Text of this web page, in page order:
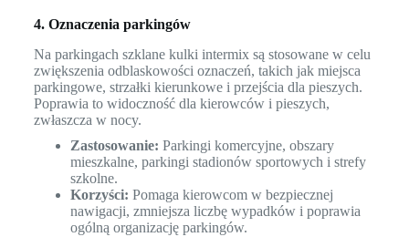
4. Oznaczenia parkingów
Na parkingach szklane kulki intermix są stosowane w celu
zwiększenia odblaskowości oznaczeń, takich jak miejsca
parkingowe, strzałki kierunkowe i przejścia dla pieszych.
Poprawia to widoczność dla kierowców i pieszych,
zwłaszcza w nocy.
Zastosowanie: Parkingi komercyjne, obszary
mieszkalne, parkingi stadionów sportowych i strefy
szkolne.
Korzyści: Pomaga kierowcom w bezpiecznej
nawigacji, zmniejsza liczbę wypadków i poprawia
ogólną organizację parkingów.